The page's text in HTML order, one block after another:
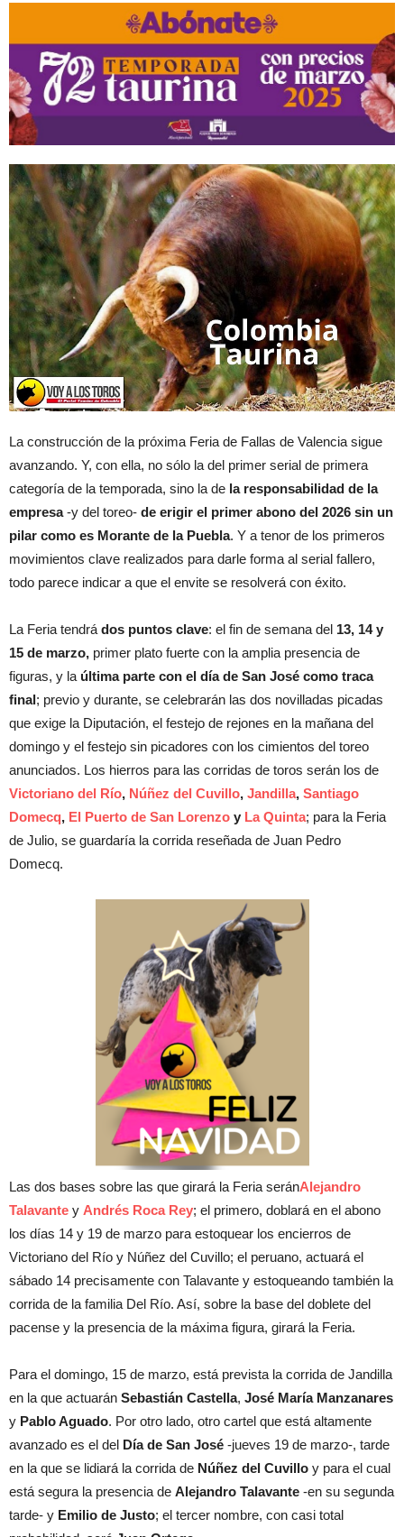
La construcción de la próxima Feria de Fallas de Valencia sigue
avanzando. Y, con ella, no sólo la del primer serial de primera
categoría de la temporada, sino la de la responsabilidad de la
empresa-y del toreo- de erigir el primer abono del 2026 sin un
pilar como es Morante de la Puebla. Y a tenor de los primeros
movimientos clave realizados para darle forma al serial fallero,
todo parece indicar a que el envite se resolverá con éxito.
La Feria tendrá dos puntos clave: el fin de semana del 13, 14 y
15 de marzo, primer plato fuerte con la amplia presencia de
figuras, y la última parte con el día de San José como traca
final; previo y durante, se celebrarán las dos novilladas picadas
que exige la Diputación, el festejo de rejones en la mañana del
domingo y el festejo sin picadores con los cimientos del toreo
anunciados. Los hierros para las corridas de toros serán los de
Victoriano del Río, Núñez del Cuvillo, Jandilla, Santiago
Domecq, El Puerto de San Lorenzo y La Quinta; para la Feria
de Julio, se guardaría la corrida reseñada de Juan Pedro
Domecq.
Las dos bases sobre las que girará la Feria seránAlejandro
Talavante y Andrés Roca Rey; el primero, doblará en el abono
los días 14 y 19 de marzo para estoquear los encierros de
Victoriano del Río y Núñez del Cuvillo; el peruano, actuará el
sábado 14 precisamente con Talavante y estoqueando también la
corrida de la familia Del Río. Así, sobre la base del doblete del
pacense y la presencia de la máxima figura, girará la Feria.
Para el domingo, 15 de marzo, está prevista la corrida de Jandilla
en la que actuarán Sebastián Castella, José María Manzanares
y Pablo Aguado. Por otro lado, otro cartel que está altamente
avanzado es el del Día de San José -jueves 19 de marzo-, tarde
en la que se lidiará la corrida de Núñez del Cuvillo y para el cual
está segura la presencia de Alejandro Talavante -en su segunda
tarde- y Emilio de Justo; el tercer nombre, con casi total